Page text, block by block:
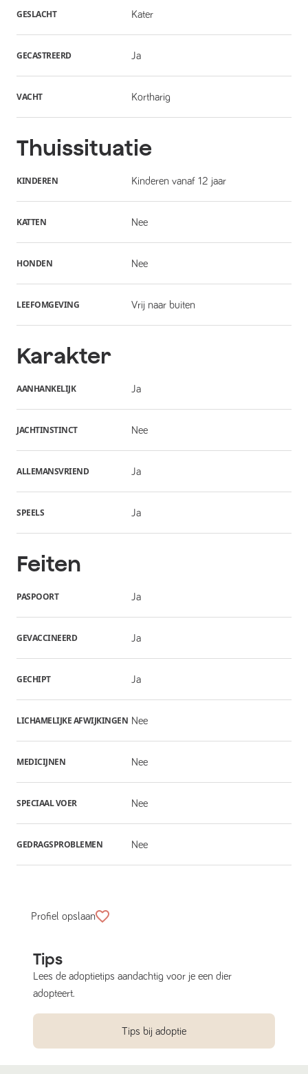
GESLACHT Kater
GECASTREERD Ja
VACHT Kortharig
Thuissituatie
KINDEREN Kinderen vanaf 12 jaar
KATTEN Nee
HONDEN Nee
LEEFOMGEVING Vrij naar buiten
Karakter
AANHANKELIJK Ja
JACHTINSTINCT Nee
ALLEMANSVRIEND Ja
SPEELS Ja
Feiten
PASPOORT Ja
GEVACCINEERD Ja
GECHIPT Ja
LICHAMELIJKE AFWIJKINGEN Nee
MEDICIJNEN Nee
SPECIAAL VOER Nee
GEDRAGSPROBLEMEN Nee
Profiel opslaan
Tips
Lees de adoptietips aandachtig voor je een dier
adopteert.
Tips bij adoptie